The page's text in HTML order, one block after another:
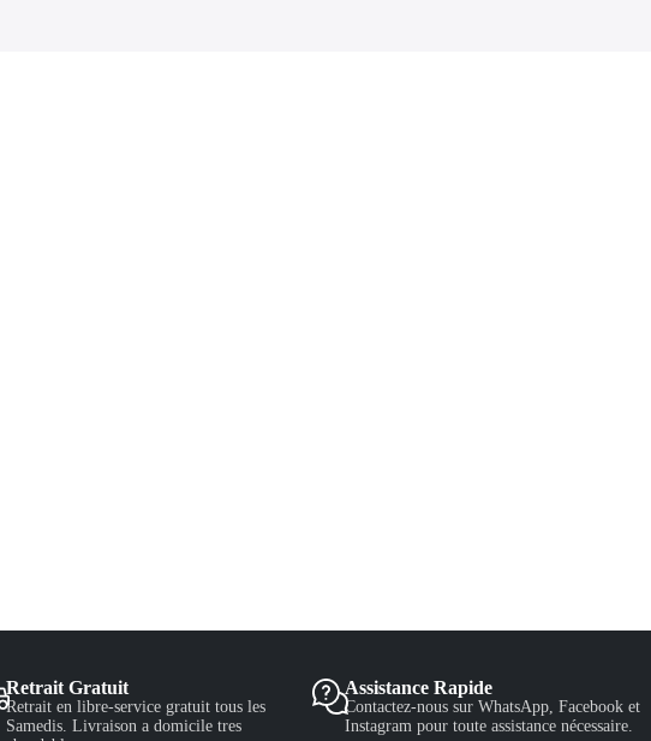
Retrait Gratuit
Retrait en libre-service gratuit tous les
Samedis. Livraison a domicile tres
Assistance Rapide
Contactez-nous sur WhatsApp, Facebook et
Instagram pour toute assistance nécessaire.